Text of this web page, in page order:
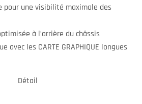
pour une visibilité maximale des
à l’arrière du châssis
avec les CARTE GRAPHIQUE longues
Détail